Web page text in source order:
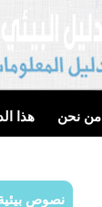
من نحن هذا
نصوص